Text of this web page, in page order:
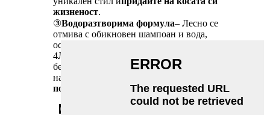
жизненост.
③Водоразтворима формула– Лесно се
отмива с обикновен шампоан и вода,
оставяйки
4Лесно приложение
без размазване позволява безпроблемно
нанасяне от корените до краищата,
по ръцете
【Идеален за】